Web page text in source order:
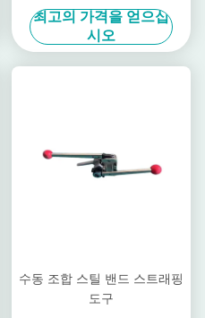
최고의 가격을 얻으십
시오
수동 조합 스틸 밴드 스트래핑
도구